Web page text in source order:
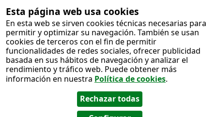
Esta página web usa cookies
En esta web se sirven cookies técnicas necesarias para
permitir y optimizar su navegación. También se usan
cookies de terceros con el fin de permitir
funcionalidades de redes sociales, ofrecer publicidad
basada en sus hábitos de navegación y analizar el
rendimiento y tráfico web. Puede obtener más
información en nuestra Política de cookies.